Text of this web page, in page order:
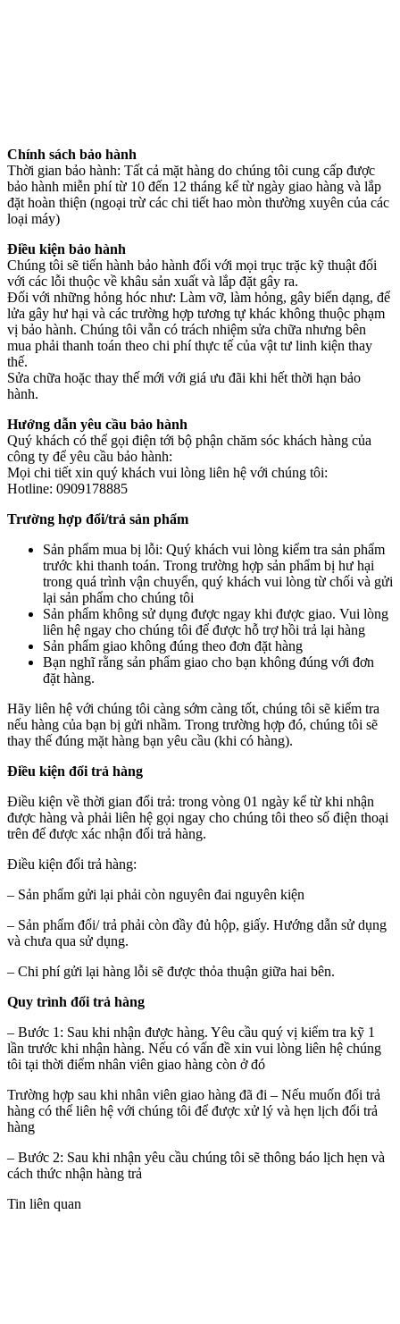
Chính sách bảo hành
Thời gian bảo hành: Tất cả mặt hàng do chúng tôi cung cấp được
bảo hành miễn phí từ 10 đến 12 tháng kể từ ngày giao hàng và lắp
đặt hoàn thiện (ngoại trừ các chi tiết hao mòn thường xuyên của các
loại máy)
Điều kiện bảo hành
Chúng tôi sẽ tiến hành bảo hành đối với mọi trục trặc kỹ thuật đối
với các lỗi thuộc về khâu sản xuất và lắp đặt gây ra.
Đối với những hỏng hóc như: Làm vỡ, làm hỏng, gây biến dạng, để
lửa gây hư hại và các trường hợp tương tự khác không thuộc phạm
vị bảo hành. Chúng tôi vẫn có trách nhiệm sửa chữa nhưng bên
mua phải thanh toán theo chi phí thực tế của vật tư linh kiện thay
thế.
Sửa chữa hoặc thay thế mới với giá ưu đãi khi hết thời hạn bảo
hành.
Hướng dẫn yêu cầu bảo hành
Quý khách có thể gọi điện tới bộ phận chăm sóc khách hàng của
công ty để yêu cầu bảo hành:
Mọi chi tiết xin quý khách vui lòng liên hệ với chúng tôi:
Hotline: 0909178885
Trường hợp đổi/trả sản phẩm
Sản phẩm mua bị lỗi: Quý khách vui lòng kiểm tra sản phẩm
trước khi thanh toán. Trong trường hợp sản phẩm bị hư hại
trong quá trình vận chuyển, quý khách vui lòng từ chối và gửi
lại sản phẩm cho chúng tôi
Sản phẩm không sử dụng được ngay khi được giao. Vui lòng
liên hệ ngay cho chúng tôi để được hỗ trợ hồi trả lại hàng
Sản phẩm giao không đúng theo đơn đặt hàng
Bạn nghĩ rằng sản phẩm giao cho bạn không đúng với đơn
đặt hàng.
Hãy liên hệ với chúng tôi càng sớm càng tốt, chúng tôi sẽ kiểm tra
nếu hàng của bạn bị gửi nhầm. Trong trường hợp đó, chúng tôi sẽ
thay thế đúng mặt hàng bạn yêu cầu (khi có hàng).
Điều kiện đổi trả hàng
Điều kiện về thời gian đổi trả: trong vòng 01 ngày kể từ khi nhận
được hàng và phải liên hệ gọi ngay cho chúng tôi theo số điện thoại
trên để được xác nhận đổi trả hàng.
Điều kiện đổi trả hàng:
– Sản phẩm gửi lại phải còn nguyên đai nguyên kiện
– Sản phẩm đổi/ trả phải còn đầy đủ hộp, giấy. Hướng dẫn sử dụng
và chưa qua sử dụng.
– Chi phí gửi lại hàng lỗi sẽ được thỏa thuận giữa hai bên.
Quy trình đổi trả hàng
– Bước 1: Sau khi nhận được hàng. Yêu cầu quý vị kiểm tra kỹ 1
lần trước khi nhận hàng. Nếu có vấn đề xin vui lòng liên hệ chúng
tôi tại thời điểm nhân viên giao hàng còn ở đó
Trường hợp sau khi nhân viên giao hàng đã đi – Nếu muốn đổi trả
hàng có thể liên hệ với chúng tôi để được xử lý và hẹn lịch đổi trả
hàng
– Bước 2: Sau khi nhận yêu cầu chúng tôi sẽ thông báo lịch hẹn và
cách thức nhận hàng trả
Tin liên quan